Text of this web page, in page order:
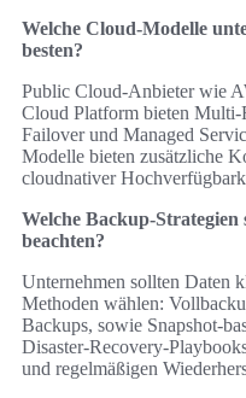
Welche Cloud-Modelle
besten?
Public Cloud-Anbieter wie
Cloud Platform bieten Multi-
Failover und Managed
Modelle bieten zusätzliche
cloudnativer
Welche Backup-Strategien
beachten?
Unternehmen sollten Daten
Methoden wählen:
Backups, sowie Snapshot-
Disaster-Recovery-
und regelmäßigen